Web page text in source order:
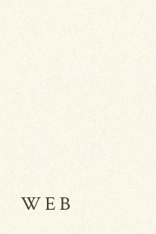
WEB